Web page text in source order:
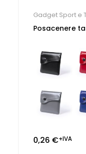
Gadget Sport e
Posacenere
0,26 €+IVA